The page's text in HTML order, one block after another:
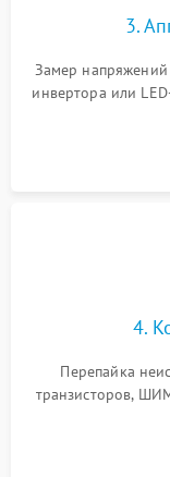
3.
Замер
инвертора или
питания скалера
4.
Перепайка
транзисторов,
памяти при
разборка